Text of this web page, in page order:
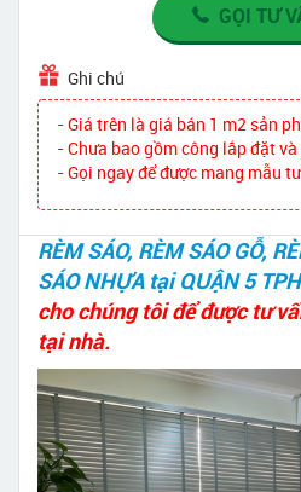
GỌI TƯ
Ghi chú
- Giá trên là giá bán 1 m2 sản
- Chưa bao gồm công lắp đặt
- Gọi ngay để được mang mẫu
RÈM SÁO, RÈM SÁO GỖ,
SÁO NHỰA tại QUẬN 5
cho chúng tôi để được tư
tại nhà.